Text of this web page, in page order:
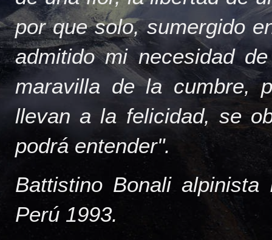
por que solo, sumergido
admitido mi necesidad
maravilla de la cumbre,
llevan a la felicidad, se
podrá entender".
Battistino Bonali
Perú 1993.